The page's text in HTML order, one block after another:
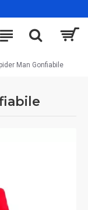
Man Gonfiabile